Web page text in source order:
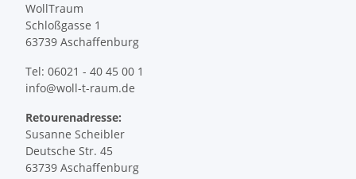
WollTraum
Schloßgasse 1
63739 Aschaffenburg
Tel: 06021 - 40 45 00 1
info@woll-t-raum.de
Retourenadresse:
Susanne Scheibler
Deutsche Str. 45
63739 Aschaffenburg